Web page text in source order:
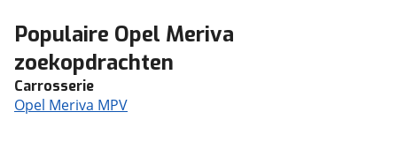
Populaire Opel Meriva
zoekopdrachten
Carrosserie
Opel Meriva MPV